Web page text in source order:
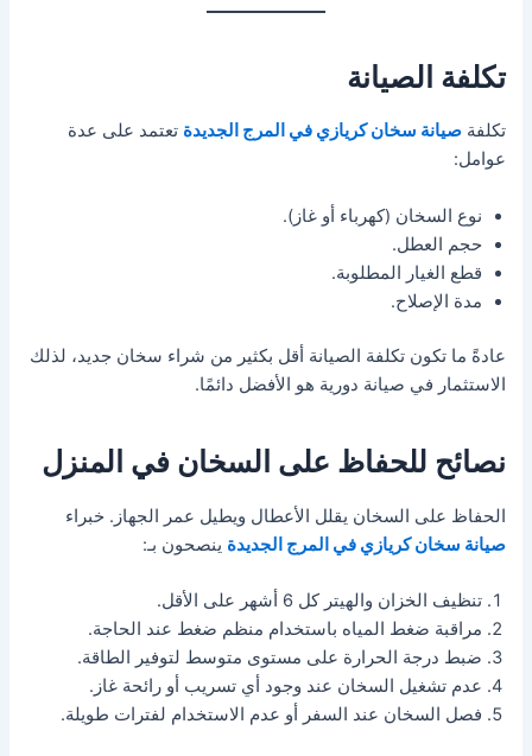
تكلفة الصيانة
تكلفةصيانة سخان كريازي في المرج الجديدة تعتمد على عدة
عوامل:
نوع السخان (كهرباء أو غاز).
حجم العطل.
قطع الغيار المطلوبة.
مدة الإصلاح.
عادةً ما تكون تكلفة الصيانة أقل بكثير من شراء سخان جديد، لذلك
الاستثمار في صيانة دورية هو الأفضل دائمًا.
نصائح للحفاظ على السخان في المنزل
الحفاظ على السخان يقلل الأعطال ويطيل عمر الجهاز. خبراء
صيانة سخان كريازي في المرج الجديدة ينصحون بـ:
تنظيف الخزان والهيتر كل 6 أشهر على الأقل.
مراقبة ضغط المياه باستخدام منظم ضغط عند الحاجة.
ضبط درجة الحرارة على مستوى متوسط لتوفير الطاقة.
عدم تشغيل السخان عند وجود أي تسريب أو رائحة غاز.
فصل السخان عند السفر أو عدم الاستخدام لفترات طويلة.